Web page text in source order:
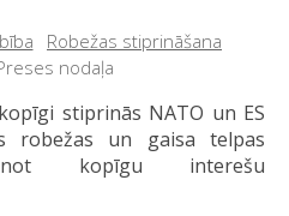
Robežas stiprināšana
nodaļa
stiprinās NATO un ES
robežas un gaisa telpas
kopīgu interešu